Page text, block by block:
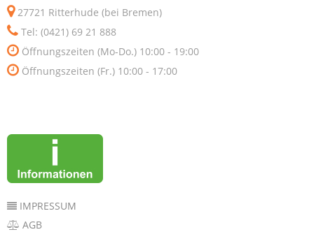
27721 Ritterhude (bei Bremen)
Tel: (0421) 69 21 888
Öffnungszeiten (Mo-Do.) 10:00 - 19:00
Öffnungszeiten (Fr.) 10:00 - 17:00
IMPRESSUM
AGB